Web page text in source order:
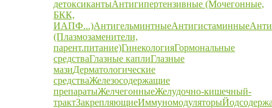
детоксикантыАнтигипертензивные (Мочегонные,
БКК,
ИАПФ...)АнтигельминтныеАнтигистаминные
(Плазмозаменители,
парент.питание)ГинекологияГормональные
средстваГлазные каплиГлазные
мазиДерматологические
средстваЖелезосодержащие
препаратыЖелчегонныеЖелудочно-кишечный-
трактЗакрепляющиеИммуномодуляторы